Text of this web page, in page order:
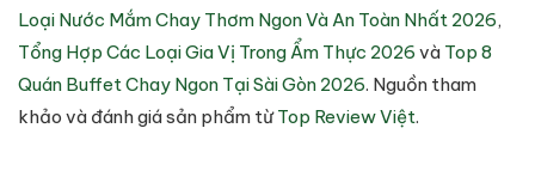
Loại Nước Mắm Chay Thơm Ngon Và An Toàn Nhất 2026,
Tổng Hợp Các Loại Gia Vị Trong Ẩm Thực 2026 và Top 8
Quán Buffet Chay Ngon Tại Sài Gòn 2026. Nguồn tham
khảo và đánh giá sản phẩm từTop Review Việt.